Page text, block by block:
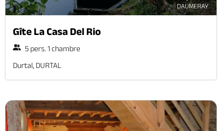
DAUMERAY
Gîte La Casa Del Rio
5 pers. 1 chambre
Durtal, DURTAL